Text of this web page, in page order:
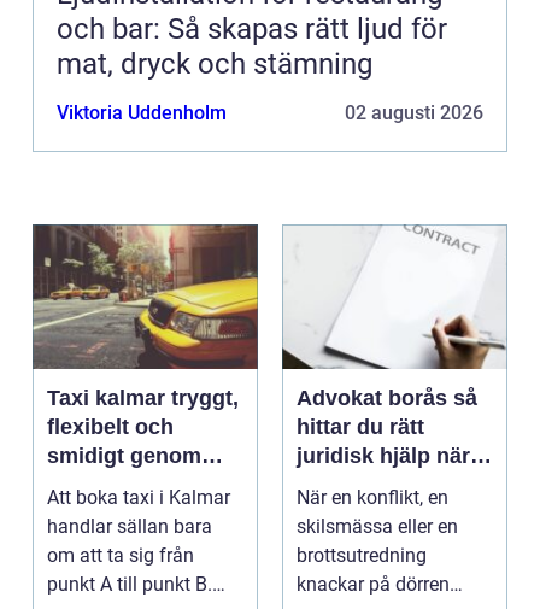
och bar: Så skapas rätt ljud för
mat, dryck och stämning
Viktoria Uddenholm 02 augusti 2026
Taxi kalmar tryggt,
flexibelt och
smidigt genom
hela resan
Att boka taxi i Kalmar
handlar sällan bara
om att ta sig från
punkt A till punkt B.
Advokat borås så
hittar du rätt
juridisk hjälp när
livet krånglar
När en konflikt, en
skilsmässa eller en
brottsutredning
knackar på dörren